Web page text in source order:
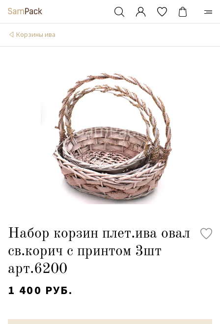
Корзины ива
Набор корзин плет.ива овал
св.корич с принтом 3шт
арт.6200
1 400 РУБ.